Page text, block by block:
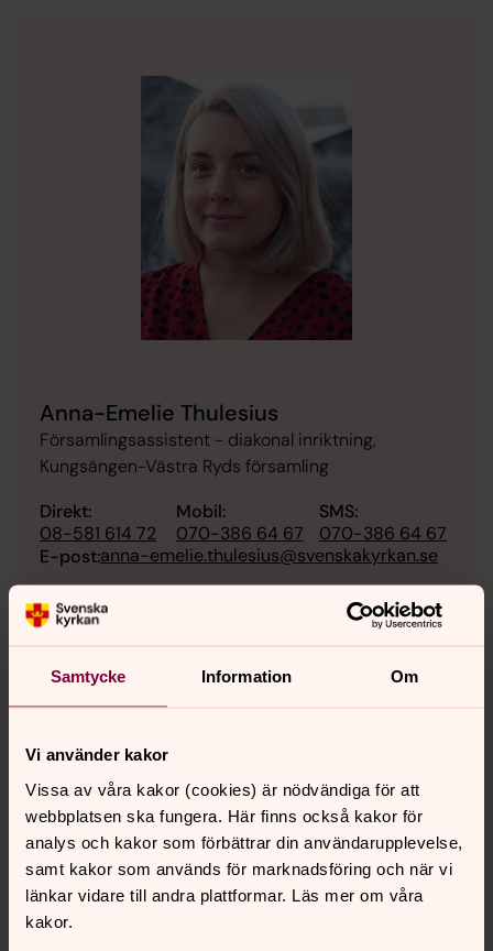
Samtycke Information Om
Vi använder kakor
Vissa av våra kakor (cookies) är nödvändiga för att
webbplatsen ska fungera. Här finns också kakor för
analys och kakor som förbättrar din användarupplevelse,
samt kakor som används för marknadsföring och när vi
länkar vidare till andra plattformar. Läs mer om våra
kakor.
Anna-Emelie Thulesius
Församlingsassistent - diakonal inriktning,
Kungsängen-Västra Ryds församling
Direkt:
08-581 614 72
Mobil:
070-386 64 67
SMS:
070-386 64 67
E-post:anna-emelie.thulesius@svenskakyrkan.se